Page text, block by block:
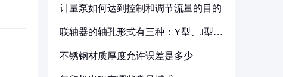
计量泵如何达到控制和调节流量的目的
联轴器的轴孔形式有三种：Y型、J型、
不锈钢材质厚度允许误差是多少